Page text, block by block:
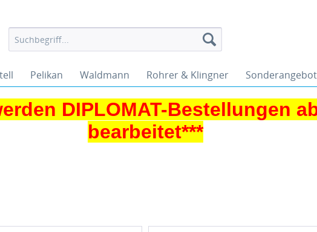
Pelikan Waldmann Rohrer & Klingner
DIPLOMAT-Bestellungen
bearbeitet***